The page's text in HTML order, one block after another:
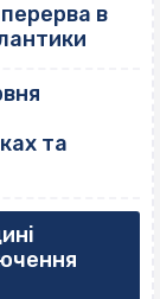
в
та